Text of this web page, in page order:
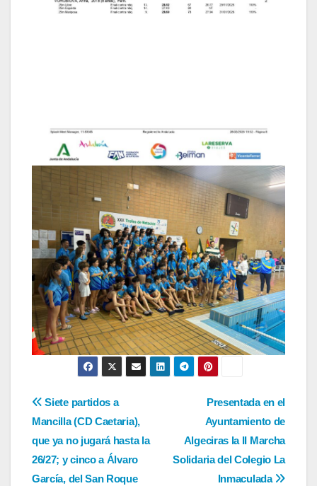
Navegación
de
entradas
Presentada en el
Ayuntamiento de
Algeciras la II Marcha
Solidaria del Colegio La
Inmaculada
Siete partidos a
Mancilla (CD Caetaria),
que ya no jugará hasta la
26/27; y cinco a Álvaro
García, del San Roque